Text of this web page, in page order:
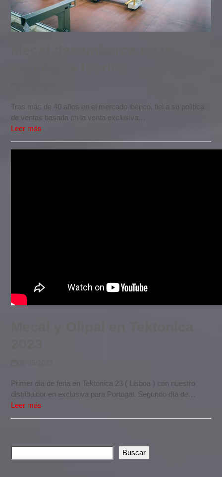
Tras más de 40 años en el mercado ibérico, fiel a su política
de ventas basada en la venta exclusiva…
Leer más
Primer día de feria en Tektonica 23 ( Lisboa ) con nuestro
distribuidor en exclusiva para Portugal. Segundo día de…
Leer más
Buscar